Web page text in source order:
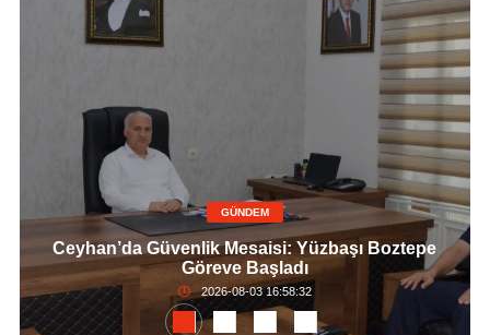
GÜNDEM
Ceyhan’da Güvenlik Mesaisi: Yüzbaşı Boztepe
Göreve Başladı
2026-08-03 16:58:32